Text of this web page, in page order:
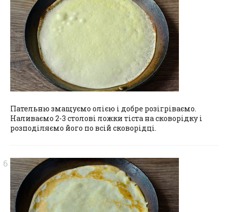
Пательню змащуємо олією і добре розігріваємо.
Наливаємо 2-3 столові ложки тіста на сковорідку і
розподіляємо його по всій сковорідці.